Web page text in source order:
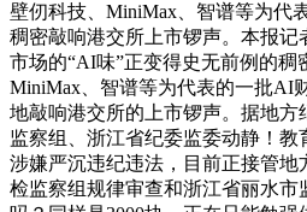
壁仞科技、MiniMax、智谱等为代
稠密敲响港交所上市锣声。本报记
市场的“AI味”正变得史无前例的稠
MiniMax、智谱等为代表的一批AI
地敲响港交所的上市锣声。据地方
监察组、浙江省纪委监委动静！
涉嫌严沉违纪违法，目前正接管
检监察组规律审查和浙江省丽水